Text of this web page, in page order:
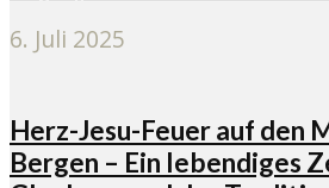
6. Juli 2025
Herz-Jesu-Feuer auf den
Bergen – Ein lebendiges